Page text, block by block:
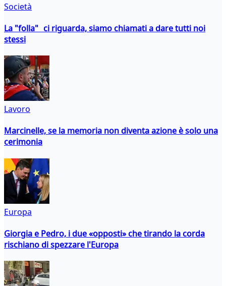
Società
La "folla" ci riguarda, siamo chiamati a dare tutti noi
stessi
Lavoro
Marcinelle, se la memoria non diventa azione è solo una
cerimonia
Europa
Giorgia e Pedro, i due «opposti» che tirando la corda
rischiano di spezzare l'Europa